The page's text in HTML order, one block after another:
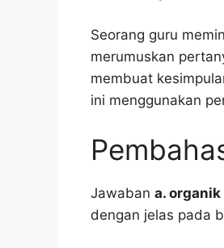
Seorang guru
merumuskan
membuat
ini menggunakan
Jawaban a.
dengan jelas pada